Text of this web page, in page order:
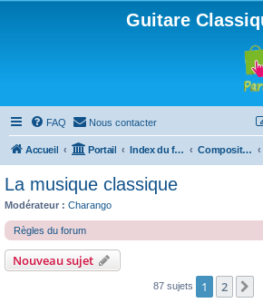
Guitare
FAQ Nous contacter
Accueil Portail Index du forum Compositions
La musique classique
Modérateur : Charango
Règles du forum
Nouveau sujet
87 sujets 1 2